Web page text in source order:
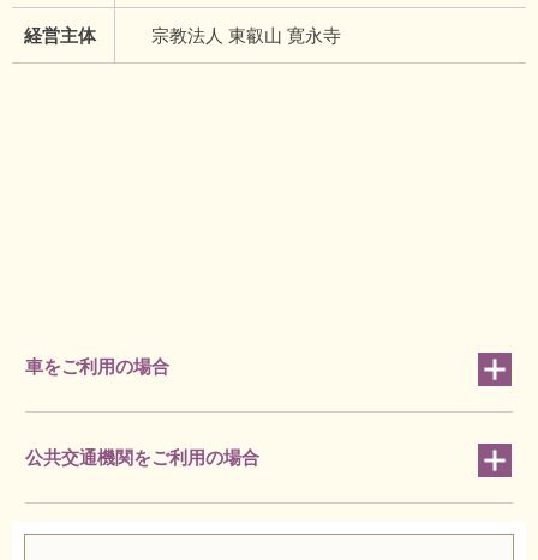
経営主体 宗教法人 東叡山 寛永寺
車をご利用の場合
公共交通機関をご利用の場合